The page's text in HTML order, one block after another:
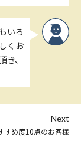
いろ
くお
、
Next
すめ度10点のお客様